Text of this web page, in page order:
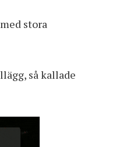
stora
så kallade